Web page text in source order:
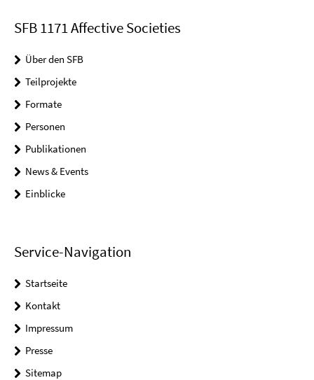
SFB 1171 Affective Societies
Über den SFB
Teilprojekte
Formate
Personen
Publikationen
News & Events
Einblicke
Service-Navigation
Startseite
Kontakt
Impressum
Presse
Sitemap